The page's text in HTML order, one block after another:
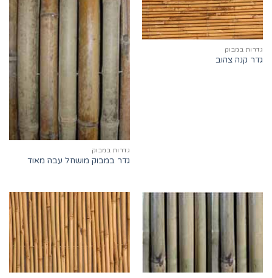
גדרות במבוק
גדר קנה צהוב
גדרות במבוק
גדר במבוק מושחל עבה מאוד